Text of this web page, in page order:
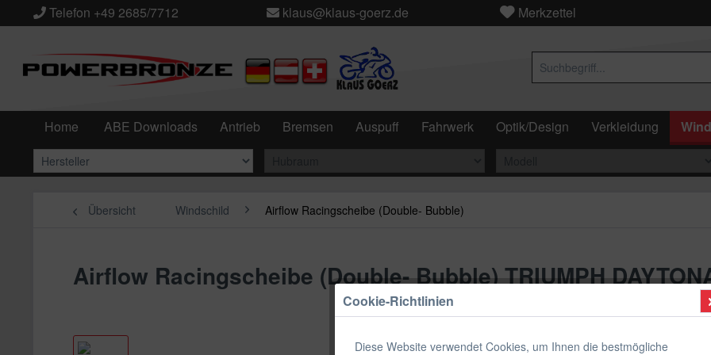
Telefon +49 2685/7712 klaus@klaus-goerz.de Merkzettel
Home ABE Downloads Antrieb Bremsen Auspuff Fahrwerk Optik/Design Verkleidung
Übersicht Windschild Airflow Racingscheibe (Double- Bubble)
Airflow Racingscheibe (Double- Bubble) TRIUMPH
ab
Cookie-Richtlinien
Diese Website verwendet Cookies, um Ihnen die bestmögliche